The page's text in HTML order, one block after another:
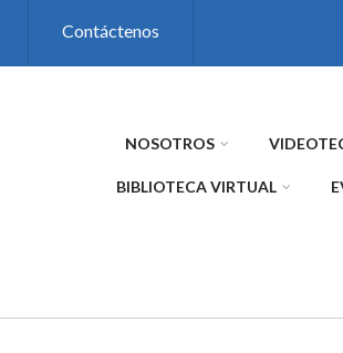
Contáctenos
NOSOTROS
BIBLIOTECA VIRTUAL